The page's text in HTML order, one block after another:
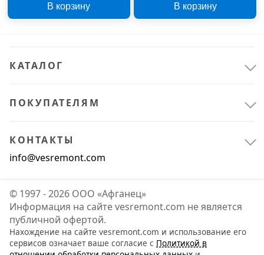
беж с москитной сеткой
В корзину
1717РС12,5Ф D125 с
москитной сеткой
В корзину
КАТАЛОГ
ПОКУПАТЕЛЯМ
КОНТАКТЫ
info@vesremont.com
© 1997 - 2026 ООО «Афганец»
Информация на сайте vesremont.com не является
публичной офертой.
Нахождение на сайте vesremont.com и использование его
сервисов означает ваше согласие с Политикой в